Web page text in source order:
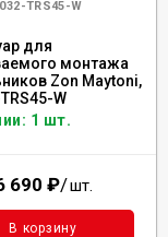
TRS45-W
для
монтажа
Zon Maytoni,
W
1 шт.
690 ₽/шт.
В корзину